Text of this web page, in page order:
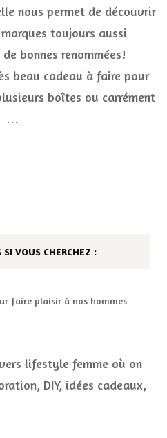
de
nous permet de découvrir
toujours aussi
bonnes renommées!
beau cadeau à faire pour
boîtes ou carrément
…
VOUS CHERCHEZ :
faire plaisir à nos hommes
lifestyle femme où on
DIY, idées cadeaux,